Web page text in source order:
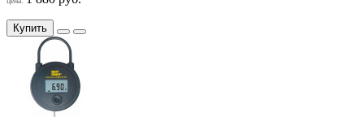
Купить